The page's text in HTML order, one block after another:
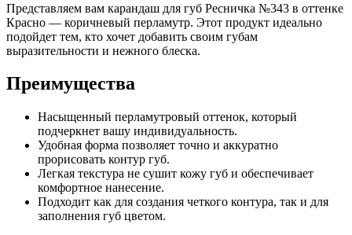
Представляем вам карандаш для губ Ресничка №343 в оттенке
Красно — коричневый перламутр. Этот продукт идеально
подойдет тем, кто хочет добавить своим губам
выразительности и нежного блеска.
Преимущества
Насыщенный перламутровый оттенок, который
подчеркнет вашу индивидуальность.
Удобная форма позволяет точно и аккуратно
прорисовать контур губ.
Легкая текстура не сушит кожу губ и обеспечивает
комфортное нанесение.
Подходит как для создания четкого контура, так и для
заполнения губ цветом.